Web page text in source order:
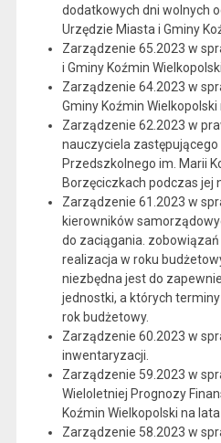
dodatkowych dni wolnych
Urzędzie Miasta i Gminy
Zarządzenie 65.2023 w
i Gminy Koźmin
Zarządzenie 64.2023 w
Gminy Koźmin Wielkopolski
Zarządzenie 62.2023 w
nauczyciela
Przedszkolnego im. Marii
Borzęciczkach podczas jej
Zarządzenie 61.2023 w
kierowników
do zaciągania.
realizacja w roku
niezbędna jest do
jednostki, a których
rok budżetowy.
Zarządzenie 60.2023 w
inwentaryzacji.
Zarządzenie 59.2023 w
Wieloletniej Prognozy
Koźmin Wielkopolski na lata
Zarządzenie 58.2023 w